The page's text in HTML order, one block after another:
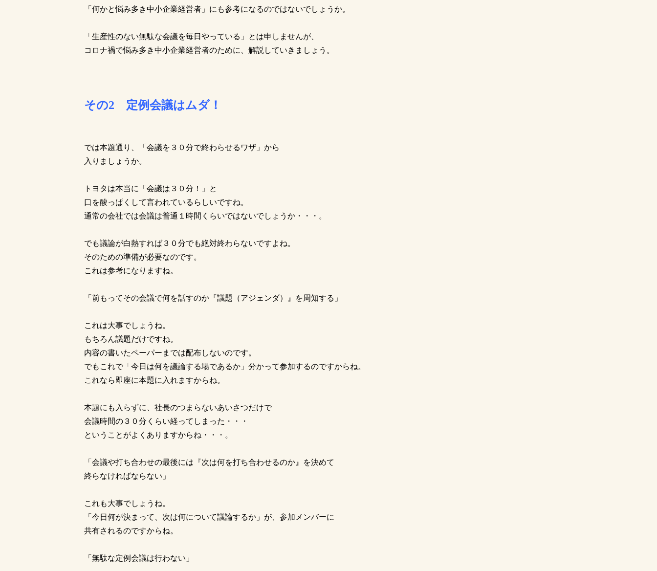
「何かと悩み多き中小企業経営者」にも参考になるのではないでしょうか。
「生産性のない無駄な会議を毎日やっている」とは申しませんが、
コロナ禍で悩み多き中小企業経営者のために、解説していきましょう。
その2 定例会議はムダ！
では本題通り、「会議を３０分で終わらせるワザ」から
入りましょうか。
トヨタは本当に「会議は３０分！」と
口を酸っぱくして言われているらしいですね。
通常の会社では会議は普通１時間くらいではないでしょうか・・・。
でも議論が白熱すれば３０分でも絶対終わらないですよね。
そのための準備が必要なのです。
これは参考になりますね。
「前もってその会議で何を話すのか『議題（アジェンダ）』を周知する」
これは大事でしょうね。
もちろん議題だけですね。
内容の書いたペーパーまでは配布しないのです。
でもこれで「今日は何を議論する場であるか」分かって参加するのですからね。
これなら即座に本題に入れますからね。
本題にも入らずに、社長のつまらないあいさつだけで
会議時間の３０分くらい経ってしまった・・・
ということがよくありますからね・・・。
「会議や打ち合わせの最後には『次は何を打ち合わせるのか』を決めて
終らなければならない」
これも大事でしょうね。
「今日何が決まって、次は何について議論するか」が、参加メンバーに
共有されるのですからね。
「無駄な定例会議は行わない」